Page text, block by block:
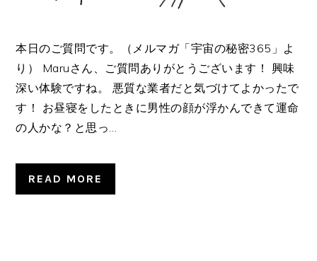
本日のご質問です。（メルマガ「宇宙の秘密365」よ
り） Maruさん、ご質問ありがとうございます！ 興味
深い体験ですね。 悪質な業者だと気づけてよかったで
す！ お昼寝をしたときに男性の顔が浮かんできて運命
の人かな？と思っ…
READ MORE